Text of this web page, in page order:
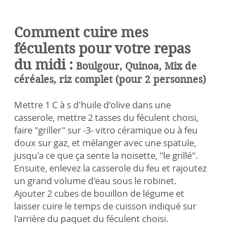
Comment cuire mes
féculents pour votre repas
du midi : Boulgour, Quinoa, Mix de
céréales, riz complet (pour 2 personnes)
Mettre 1 C à s d'huile d'olive dans une
casserole, mettre 2 tasses du féculent choisi,
faire "griller" sur -3- vitro céramique ou à feu
doux sur gaz, et mélanger avec une spatule,
jusqu'a ce que ça sente la noisette, "le grillé".
Ensuite, enlevez la casserole du feu et rajoutez
un grand volume d'eau sous le robinet.
Ajouter 2 cubes de bouillon de légume et
laisser cuire le temps de cuisson indiqué sur
l'arrière du paquet du féculent choisi.